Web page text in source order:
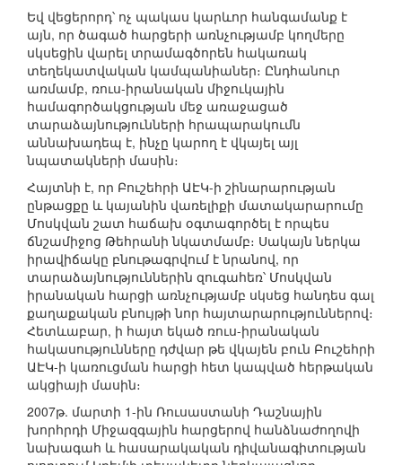
Եվ վեցերորդ՝ ոչ պակաս կարևոր հանգամանք է
այն, որ ծագած հարցերի առնչությամբ կողմերը
սկսեցին վարել տրամագծորեն հակառակ
տեղեկատվական կամպանիաներ։ Ընդհանուր
առմամբ, ռուս-իրանական միջուկային
համագործակցության մեջ առաջացած
տարաձայնությունների հրապարակումն
աննախադեպ է, ինչը կարող է վկայել այլ
նպատակների մասին։
Հայտնի է, որ Բուշեհրի ԱԷԿ-ի շինարարության
ընթացքը և կայանին վառելիքի մատակարարումը
Մոսկվան շատ հաճախ օգտագործել է որպես
ճնշամիջոց Թեհրանի նկատմամբ։ Սակայն ներկա
իրավիճակը բնութագրվում է նրանով, որ
տարաձայնություններին զուգահեռ՝ Մոսկվան
իրանական հարցի առնչությամբ սկսեց հանդես գալ
քաղաքական բնույթի նոր հայտարարություններով։
Հետևաբար, ի հայտ եկած ռուս-իրանական
հակասությունները դժվար թե վկայեն բուն Բուշեհրի
ԱԷԿ-ի կառուցման հարցի հետ կապված հերթական
ակցիայի մասին։
2007թ. մարտի 1-ին Ռուսաստանի Դաշնային
խորհրդի Միջազգային հարցերով հանձնաժողովի
նախագահ և հասարակական դիվանագիտության